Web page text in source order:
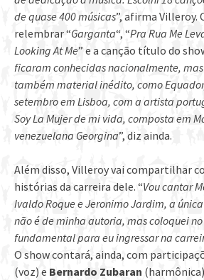
de quase 400 músicas”, afirma Villeroy.
relembrar “Garganta“, “Pra Rua Me
Looking At Me” e a canção título do
ficaram conhecidas nacionalmente,
também material inédito, como
setembro em Lisboa, com a artista
Soy La Mujer de mi vida, composta em
venezuelana Georgina”, diz ainda.
Além disso, Villeroy vai compartilhar
histórias da carreira dele. “Vou cantar
Ivaldo Roque e Jeronimo Jardim, a
não é de minha autoria, mas coloquei
fundamental para eu ingressar na
O show contará, ainda, com
(voz) e Bernardo Zubaran